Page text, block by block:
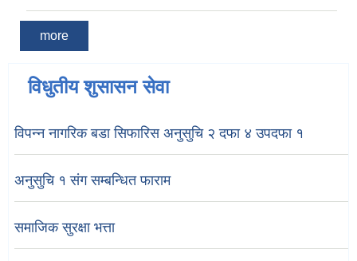
more
विधुतीय शुसासन सेवा
विपन्न नागरिक बडा सिफारिस अनुसुचि २ दफा ४ उपदफा १
अनुसुचि १ संग सम्बन्धित फाराम
समाजिक सुरक्षा भत्ता